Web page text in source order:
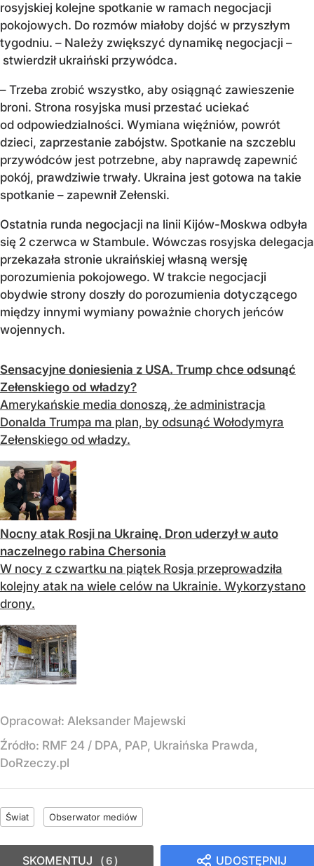
rosyjskiej kolejne spotkanie w ramach negocjacji
pokojowych. Do rozmów miałoby dojść w przyszłym
tygodniu. – Należy zwiększyć dynamikę negocjacji –
stwierdził ukraiński przywódca.
– Trzeba zrobić wszystko, aby osiągnąć zawieszenie
broni. Strona rosyjska musi przestać uciekać
od odpowiedzialności. Wymiana więźniów, powrót
dzieci, zaprzestanie zabójstw. Spotkanie na szczeblu
przywódców jest potrzebne, aby naprawdę zapewnić
pokój, prawdziwie trwały. Ukraina jest gotowa na takie
spotkanie – zapewnił Zełenski.
Ostatnia runda negocjacji na linii Kijów-Moskwa odbyła
się 2 czerwca w Stambule. Wówczas rosyjska delegacja
przekazała stronie ukraińskiej własną wersję
porozumienia pokojowego. W trakcie negocjacji
obydwie strony doszły do porozumienia dotyczącego
między innymi wymiany poważnie chorych jeńców
wojennych.
Sensacyjne doniesienia z USA. Trump chce odsunąć
Zełenskiego od władzy?
Amerykańskie media donoszą, że administracja
Donalda Trumpa ma plan, by odsunąć Wołodymyra
Zełenskiego od władzy.
Nocny atak Rosji na Ukrainę. Dron uderzył w auto
naczelnego rabina Chersonia
W nocy z czwartku na piątek Rosja przeprowadziła
kolejny atak na wiele celów na Ukrainie. Wykorzystano
drony.
Opracował: Aleksander Majewski
Źródło: RMF 24 / DPA, PAP, Ukraińska Prawda,
DoRzeczy.pl
Świat Obserwator mediów
UDOSTĘPNIJ
SKOMENTUJ 6